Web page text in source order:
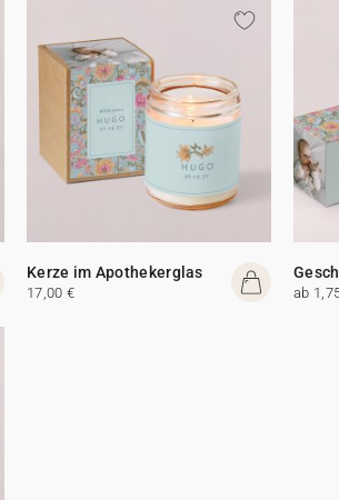
Kerze im Apothekerglas
17,00 € ab